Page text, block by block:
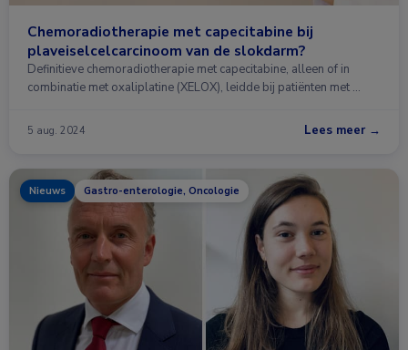
Chemoradiotherapie met capecitabine bij
plaveiselcelcarcinoom van de slokdarm?
Definitieve chemoradiotherapie met capecitabine, alleen of in
combinatie met oxaliplatine (XELOX), leidde bij patiënten met …
5 aug. 2024 Lees meer →
Nieuws Gastro-enterologie, Oncologie